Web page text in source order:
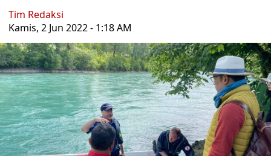
Tim Redaksi
Kamis, 2 Jun 2022 - 1:18 AM